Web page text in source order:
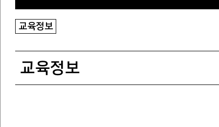
교육정보
교육정보